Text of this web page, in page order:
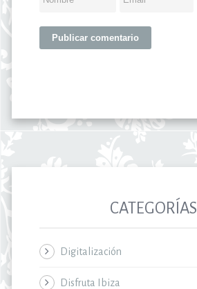
CATEGORÍAS
Digitalización
Disfruta Ibiza